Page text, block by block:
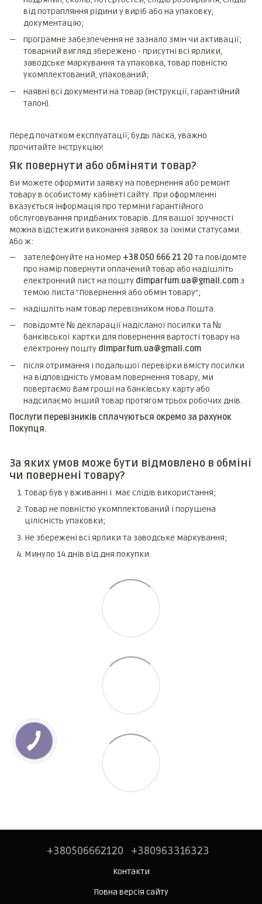
від потрапляння рідини у виріб або на упаковку,
документацію;
програмне забезпечення не зазнало змін чи активації;
товарний вигляд збережено - присутні всі ярлики,
заводське маркування та упаковка, товар повністю
укомплектований, упакований;
наявні всі документи на товар (інструкції, гарантійний
талон).
Перед початком експлуатації, будь ласка, уважно
прочитайте інструкцію!
Як повернути або обміняти товар?
Ви можете оформити заявку на повернення або ремонт
товару в особистому кабінеті сайту. При оформленні
вказується інформація про терміни гарантійного
обслуговування придбаних товарів. Для вашої зручності
можна відстежити виконання заявок за їхніми статусами.
Або ж:
зателефонуйте на номер +38 050 666 21 20 та повідомте
про намір повернути оплачений товар або надішліть
електронний лист на пошту dimparfum.ua@gmail.com з
темою листа "Повернення або обмін товару";
надішліть нам товар перевізником Нова Пошта.
повідомте № декларації надісланої посилки та №
банківської картки для повернення вартості товару на
електронну пошту dimparfum.ua@gmail.com
після отримання і подальшої перевірки вмісту посилки
на відповідність умовам повернення товару, ми
повертаємо Вам гроші на банківську карту або
надсилаємо інший товар протягом трьох робочих днів.
Послуги перевізників сплачуються окремо за рахунок
Покупця.
За яких умов може бути відмовлено в обміні
чи повернені товару?
Товар був у вживанні і має слідів використання;
Товар не повністю укомплектований і порушена
цілісність упаковки;
Не збережені всі ярлики та заводське маркування;
Минуло 14 днів від дня покупки.
+380506662120 +380963316323
Контакти
Повна версія сайту